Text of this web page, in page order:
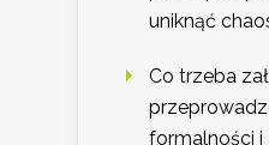
uniknąć
Co trzeba
formalności i